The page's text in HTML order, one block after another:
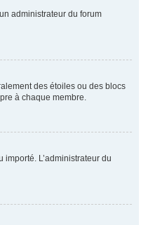
administrateur du forum
des étoiles ou des blocs
à chaque membre.
importé. L’administrateur du